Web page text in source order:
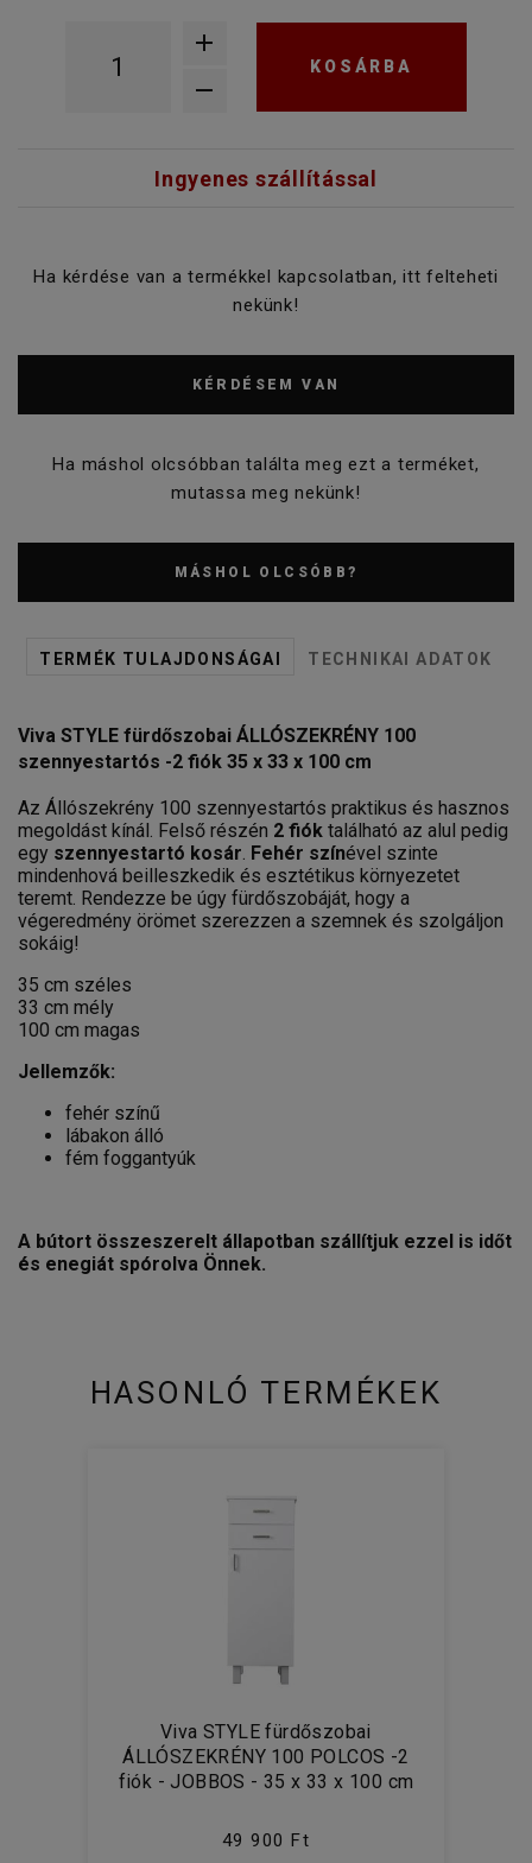
KOSÁRBA
Ingyenes szállítással
Ha kérdése van a termékkel kapcsolatban, itt felteheti
nekünk!
KÉRDÉSEM VAN
Ha máshol olcsóbban találta meg ezt a terméket,
mutassa meg nekünk!
MÁSHOL OLCSÓBB?
TERMÉK TULAJDONSÁGAI TECHNIKAI ADATOK
Viva STYLE fürdőszobai ÁLLÓSZEKRÉNY 100
szennyestartós -2 fiók 35 x 33 x 100 cm
Az Állószekrény 100 szennyestartós praktikus és hasznos
megoldást kínál. Felső részén 2 fiók található az alul pedig
egy szennyestartó kosár Fehér színével szinte
mindenhová beilleszkedik és esztétikus környezetet
teremt. Rendezze be úgy fürdőszobáját, hogy a
végeredmény örömet szerezzen a szemnek és szolgáljon
sokáig!
35 cm széles
33 cm mély
100 cm magas
Jellemzők:
fehér színű
lábakon álló
fém foggantyúk
A bútort összeszerelt állapotban szállítjuk ezzel is időt
és enegiát spórolva Önnek.
HASONLÓ TERMÉKEK
Viva STYLE fürdőszobai
ÁLLÓSZEKRÉNY 100 POLCOS -2
fiók - JOBBOS - 35 x 33 x 100 cm
49 900 Ft